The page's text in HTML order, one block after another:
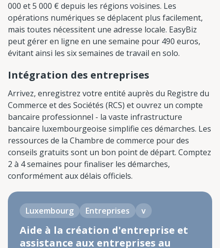
000 et 5 000 € depuis les régions voisines. Les
opérations numériques se déplacent plus facilement,
mais toutes nécessitent une adresse locale. EasyBiz
peut gérer en ligne en une semaine pour 490 euros,
évitant ainsi les six semaines de travail en solo.
Intégration des entreprises
Arrivez, enregistrez votre entité auprès du Registre du
Commerce et des Sociétés (RCS) et ouvrez un compte
bancaire professionnel - la vaste infrastructure
bancaire luxembourgeoise simplifie ces démarches. Les
ressources de la Chambre de commerce pour des
conseils gratuits sont un bon point de départ. Comptez
2 à 4 semaines pour finaliser les démarches,
conformément aux délais officiels.
Luxembourg Entreprises v
Aide à la création d'entreprise et
assistance aux entreprises au